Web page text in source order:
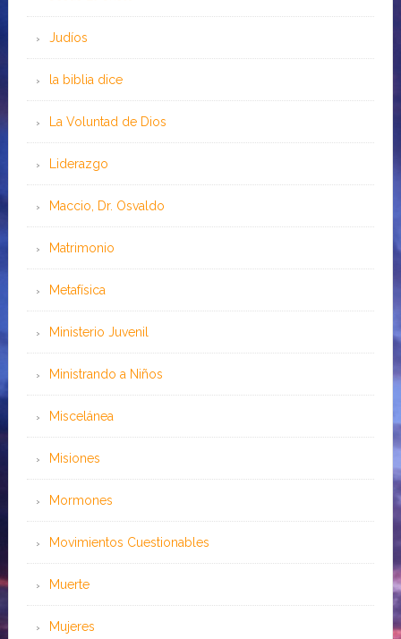
Judíos
la biblia dice
La Voluntad de Dios
Liderazgo
Maccio, Dr. Osvaldo
Matrimonio
Metafísica
Ministerio Juvenil
Ministrando a Niños
Miscelánea
Misiones
Mormones
Movimientos Cuestionables
Muerte
Mujeres